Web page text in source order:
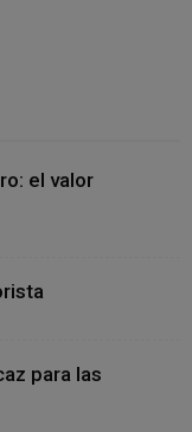
el valor
para las